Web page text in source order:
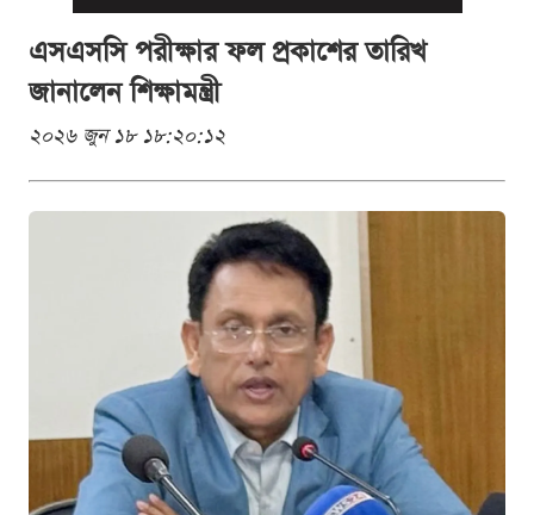
এসএসসি পরীক্ষার ফল প্রকাশের তারিখ
জানালেন শিক্ষামন্ত্রী
২০২৬ জুন ১৮ ১৮:২০:১২